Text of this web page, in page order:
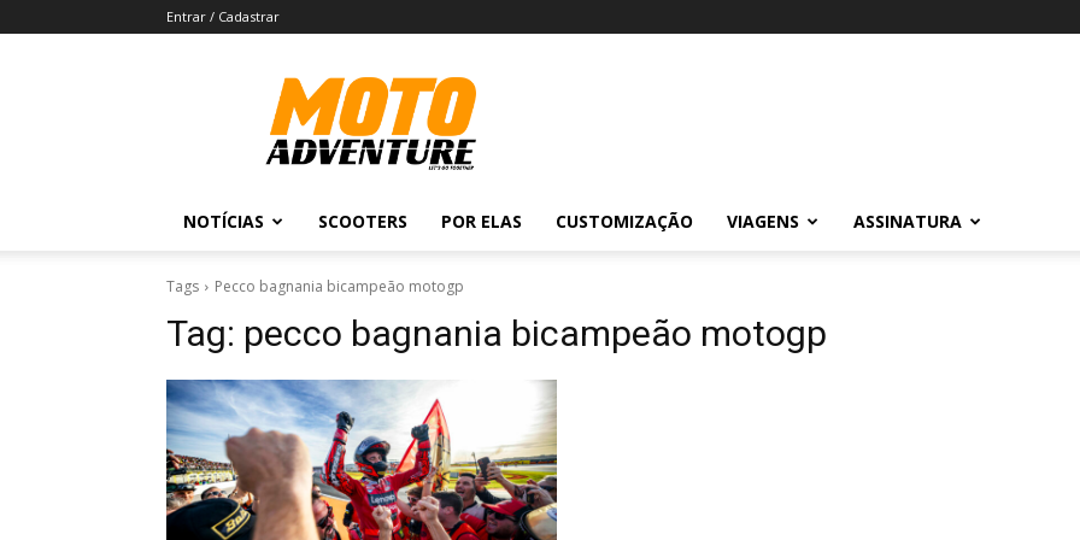
Entrar / Cadastrar
Revista
Moto
Adventure
NOTÍCIAS SCOOTERS POR ELAS CUSTOMIZAÇÃO VIAGENS ASSINATURA
Tags Pecco bagnania bicampeão motogp
Tag: pecco bagnania bicampeão motogp